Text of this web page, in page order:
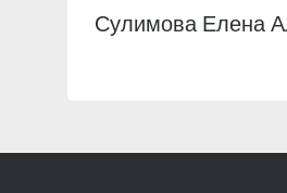
Сулимова Елена